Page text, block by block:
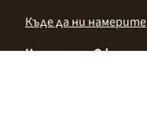
Къде да ни намерите
Централен Офис